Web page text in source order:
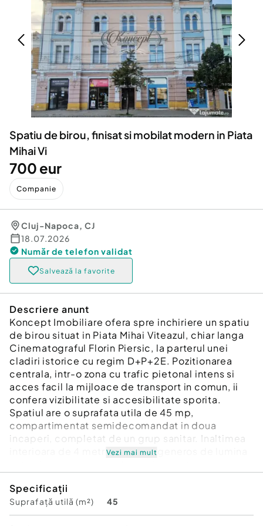
Servicii
Animale de companie
Afaceri și echipamente profesionale
Inchiriere Bunuri si Vehicule
Utilaje agricole si industriale
Piese auto si accesorii
Dacia Duster
Spatiu de birou, finisat si mobilat modern in Piata
Mihai Vi
700 eur
Companie
Cluj-Napoca, CJ
18.07.2026
Număr de telefon validat
Salvează la favorite
Descriere anunt
Koncept Imobiliare ofera spre inchiriere un spatiu
de birou situat in Piata Mihai Viteazul, chiar langa
Cinematograful Florin Piersic, la parterul unei
cladiri istorice cu regim D+P+2E. Pozitionarea
centrala, intr-o zona cu trafic pietonal intens si
acces facil la mijloace de transport in comun, ii
confera vizibilitate si accesibilitate sporita.
Spatiul are o suprafata utila de 45 mp,
compartimentat semidecomandat in doua
incaperi, completat de un grup sanitar. Inaltimea
interioara de 4 metri si aportul generos de lumina
pietonal si auto este asigurat, iar parcarea se
poate face cu usurinta in zona. Biroul este finisat
modern, mobilat si utilat integral pentru activitate
Vezi mai mult
Specificații
Suprafață utilă (m²) 45